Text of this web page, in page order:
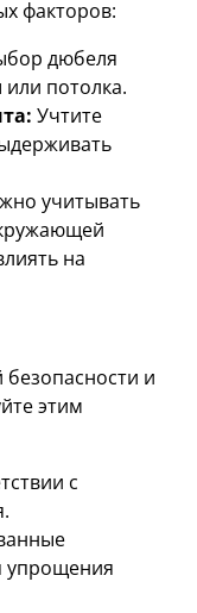
факторов:
дюбеля
потолка.
Учтите
учитывать
на
и
этим
с
упрощения